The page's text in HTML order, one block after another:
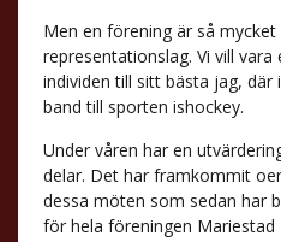
Men en förening är så
representationslag. Vi vill
individen till sitt bästa jag, där
band till sporten ishockey.
Under våren har en
delar. Det har framkommit
dessa möten som sedan har
för hela föreningen Mariestad